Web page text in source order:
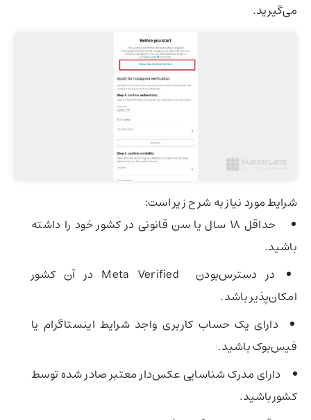
می‌گیرید.
شرایط مورد نیاز به شرح زیر است:
حداقل ۱۸ سال یا سن قانونی در کشور خود را داشته
باشید.
در دسترس‌بودن Meta Verified در آن کشور
امکان‌پذیر باشد.
دارای یک حساب کاربری واجد شرایط اینستاگرام یا
فیس‌بوک باشید.
دارای مدرک شناسایی عکس‌دار معتبر صادر شده توسط
کشورباشید.